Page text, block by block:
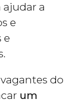
a
e
e
do
um